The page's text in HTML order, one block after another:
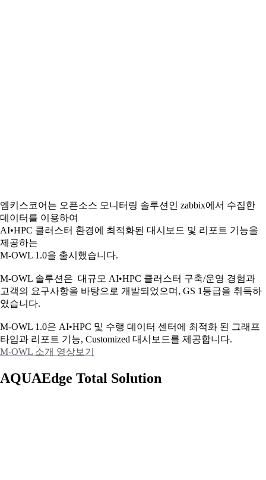
엠키스코어는 오픈소스 모니터링 솔루션인 zabbix에서 수집한
데이터를 이용하여
AI•HPC 클러스터 환경에 최적화된 대시보드 및 리포트 기능을
제공하는
M-OWL 1.0을 출시했습니다.
M-OWL 솔루션은 대규모 AI•HPC 클러스터 구축/운영 경험과
고객의 요구사항을 바탕으로 개발되었으며, GS 1등급을 취득하
였습니다.
M-OWL 1.0은 AI•HPC 및 수랭 데이터 센터에 최적화 된 그래프
타입과 리포트 기능, Customized 대시보드를 제공합니다.
M-OWL 소개 영상보기
AQUAEdge Total Solution